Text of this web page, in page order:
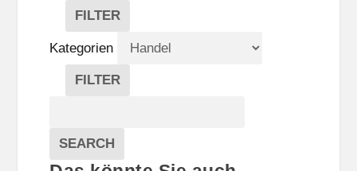
FILTER
V
E
R
A
A
L
Kategorien
FILTER
E
G
Veranstaltungen
SEARCH